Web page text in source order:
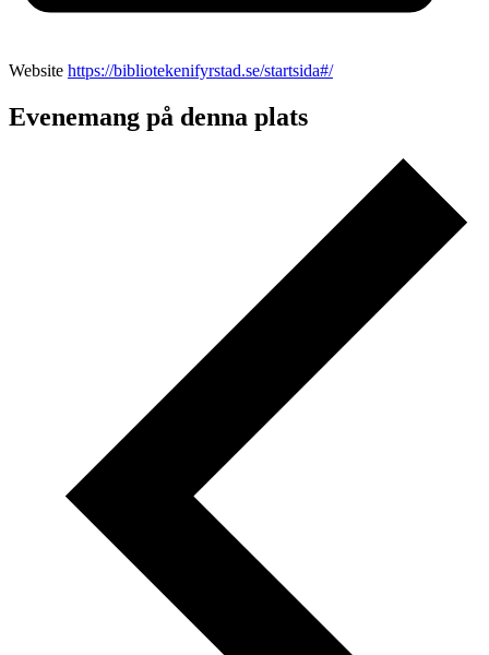
Website https://bibliotekenifyrstad.se/startsida#/
Evenemang på denna plats